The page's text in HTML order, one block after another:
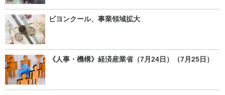
ビヨンクール、事業領域拡大
《人事・機構》経済産業省（7月24日）（7月25日）